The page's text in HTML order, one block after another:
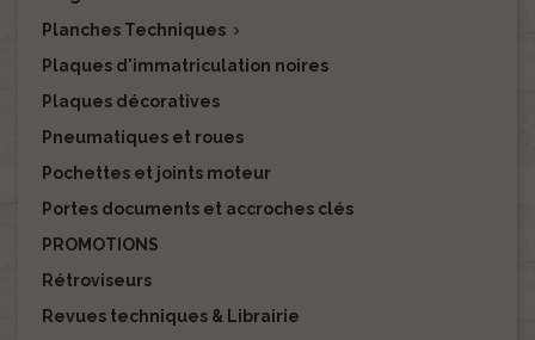
Planches Techniques 
Plaques d'immatriculation noires
Plaques décoratives
Pneumatiques et roues
Pochettes et joints moteur
Portes documents et accroches clés
PROMOTIONS
Rétroviseurs
Revues techniques & Librairie